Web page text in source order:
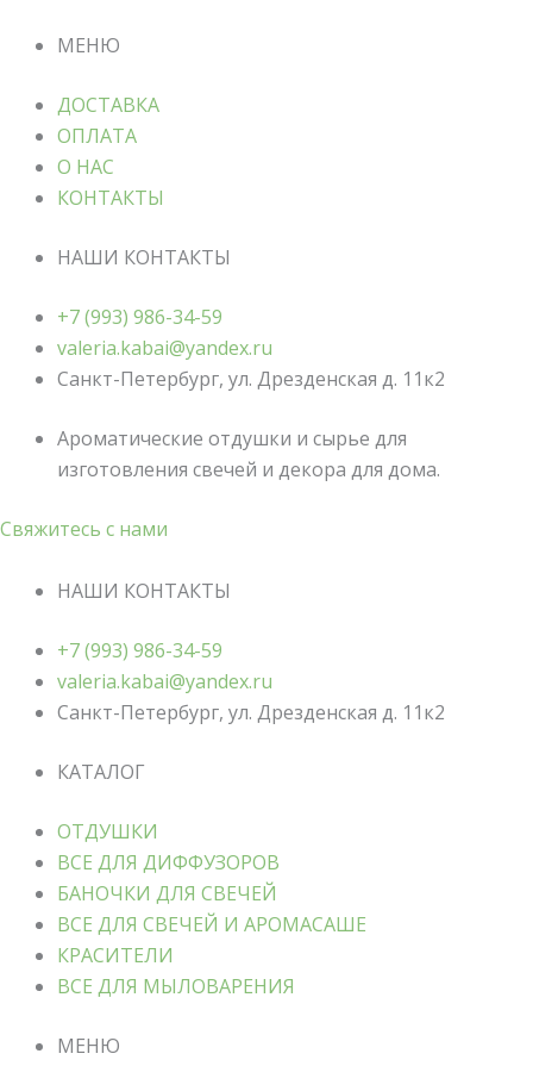
МЕНЮ
ДОСТАВКА
ОПЛАТА
О НАС
КОНТАКТЫ
НАШИ КОНТАКТЫ
+7 (993) 986-34-59
valeria.kabai@yandex.ru
Санкт-Петербург, ул. Дрезденская д. 11к2
Ароматические отдушки и сырье для
изготовления свечей и декора для дома.
Свяжитесь с нами
НАШИ КОНТАКТЫ
+7 (993) 986-34-59
valeria.kabai@yandex.ru
Санкт-Петербург, ул. Дрезденская д. 11к2
КАТАЛОГ
ОТДУШКИ
ВСЕ ДЛЯ ДИФФУЗОРОВ
БАНОЧКИ ДЛЯ СВЕЧЕЙ
ВСЕ ДЛЯ СВЕЧЕЙ И АРОМАСАШЕ
КРАСИТЕЛИ
ВСЕ ДЛЯ МЫЛОВАРЕНИЯ
МЕНЮ